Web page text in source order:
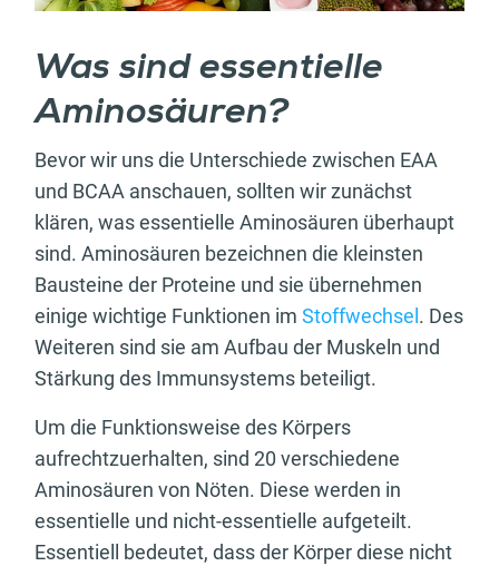
Was sind essentielle
Aminosäuren?
Bevor wir uns die Unterschiede zwischen EAA
und BCAA anschauen, sollten wir zunächst
klären, was essentielle Aminosäuren überhaupt
sind. Aminosäuren bezeichnen die kleinsten
Bausteine der Proteine und sie übernehmen
einige wichtige Funktionen im Stoffwechsel. Des
Weiteren sind sie am Aufbau der Muskeln und
Stärkung des Immunsystems beteiligt.
Um die Funktionsweise des Körpers
aufrechtzuerhalten, sind 20 verschiedene
Aminosäuren von Nöten. Diese werden in
essentielle und nicht-essentielle aufgeteilt.
Essentiell bedeutet, dass der Körper diese nicht